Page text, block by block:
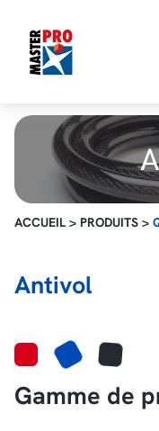
contenu
principal
ACCUEIL > PRODUITS >
Antivol
Gamme de